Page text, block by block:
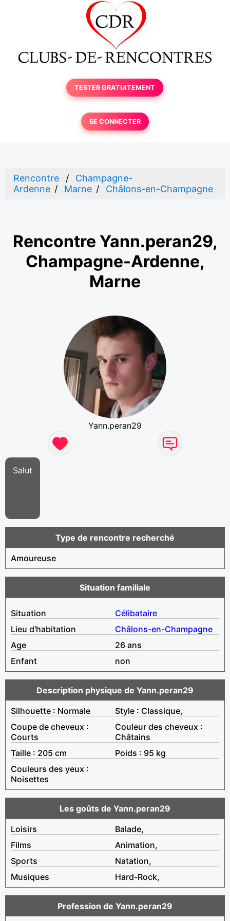
TESTER GRATUITEMENT
SE CONNECTER
Rencontre
Champagne-
Ardenne
Marne Châlons-en-Champagne
Rencontre Yann.peran29,
Champagne-Ardenne,
Marne
Yann.peran29
Salut
Type de rencontre recherché
Amoureuse
Situation familiale
Situation
Célibataire
Lieu d'habitation
Châlons-en-Champagne
Age
26 ans
Enfant
non
Description physique de Yann.peran29
Silhouette : Normale
Style : Classique,
Coupe de cheveux :
Courts
Couleur des cheveux :
Châtains
Taille : 205 cm
Poids : 95 kg
Couleurs des yeux :
Noisettes
Les goûts de Yann.peran29
Loisirs
Balade,
Films
Animation,
Sports
Natation,
Musiques
Hard-Rock,
Profession de Yann.peran29